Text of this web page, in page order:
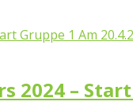
– Start